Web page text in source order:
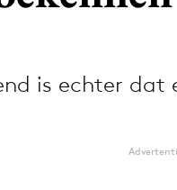
is echter dat